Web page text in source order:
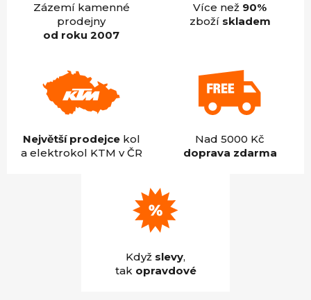
Zázemí kamenné
prodejny
od roku 2007
Více než 90%
zboží skladem
Největší prodejcekol
a elektrokol KTM v ČR
Nad 5000 Kč
doprava zdarma
Když slevy,
tak opravdové